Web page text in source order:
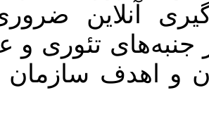
می‌داند؛
عمل، بتواند
را برآورده